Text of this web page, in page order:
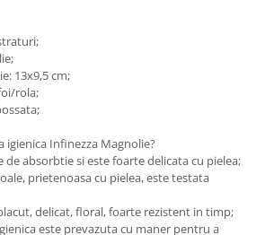
13x9,5 cm;
rola;
igienica Infinezza Magnolie?
de absorbtie si este foarte delicata cu pielea;
prietenoasa cu pielea, este testata
delicat, floral, foarte rezistent in timp;
este prevazuta cu maner pentru a